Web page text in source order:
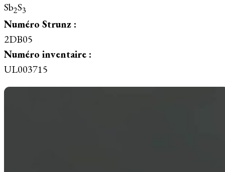
Sb2S3
Numéro Strunz :
2DB05
Numéro inventaire :
UL003715